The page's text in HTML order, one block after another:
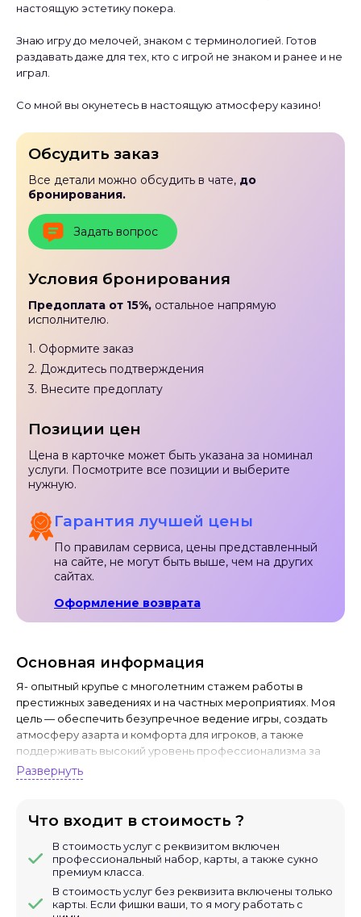
настоящую эстетику покера.
Знаю игру до мелочей, знаком с терминологией. Готов
раздавать даже для тех, кто с игрой не знаком и ранее и не
играл.
Со мной вы окунетесь в настоящую атмосферу казино!
Обсудить заказ
Все детали можно обсудить в чате, до
бронирования.
Задать вопрос
Условия бронирования
Предоплата от 15%, остальное напрямую
исполнителю.
1. Оформите заказ
2. Дождитесь подтверждения
3. Внесите предоплату
Позиции цен
Цена в карточке может быть указана за номинал
услуги. Посмотрите все позиции и выберите
нужную.
Гарантия лучшей цены
По правилам сервиса, цены представленный
на сайте, не могут быть выше, чем на других
сайтах.
Оформление возврата
Основная информация
Я- опытный крупье с многолетним стажем работы в
престижных заведениях и на частных мероприятиях. Моя
цель — обеспечить безупречное ведение игры, создать
атмосферу азарта и комфорта для игроков, а также
поддерживать высокий уровень профессионализма за
столом.
✅ Опыт работы: Более 5 лет работы
язык с игроками, поддерживать дружелюбную атмосферу
и разрешать спорные ситуации.
✅ Внимание к деталям: Безупречное знание правил,
контроль за ставками и быстрая реакция на любые
Развернуть
Что входит в стоимость ?
В стоимость услуг с реквизитом включен
профессиональный набор, карты, а также сукно
премиум класса.
В стоимость услуг без реквизита включены только
карты. Если фишки ваши, то я могу работать с